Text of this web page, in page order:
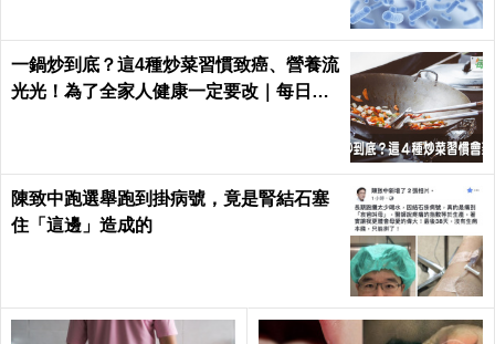
一鍋炒到底？這4種炒菜習慣致癌、營養流
光光！為了全家人健康一定要改｜每日健
陳致中跑選舉跑到掛病號，竟是腎結石塞
住「這邊」造成的